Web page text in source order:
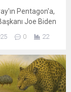
Pentagon'a,
Joe Biden
etme
kaldırması
iddia edildi.
0 22